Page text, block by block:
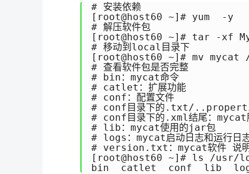
# 安装依赖
[root@host60 ~]# yum  -y
# 解压软件包
[root@host60 ~]# tar -xf
# 移动到local目录下
[root@host60 ~]#
# 查看软件包是否完整
# bin：mycat命令
# catlet：扩展功能
# conf：配置文件
# conf目录下的.txt/..properties
# conf目录下的.xml结尾：mycat
# lib：mycat使用的jar包
# logs：mycat启动日志和运行日
# version.txt：mycat软件 说
[root@host60 ~]# ls /usr/
bin  catlet  conf  lib